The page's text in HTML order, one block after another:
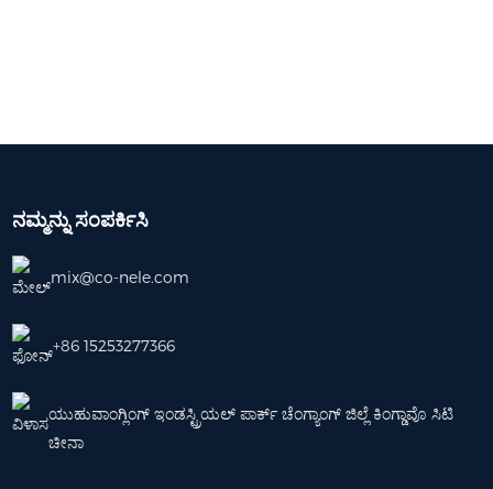
ನಮ್ಮನ್ನು ಸಂಪರ್ಕಿಸಿ
mix@co-nele.com
+86 15253277366
ಯುಹುವಾಂಗ್ಲಿಂಗ್ ಇಂಡಸ್ಟ್ರಿಯಲ್ ಪಾರ್ಕ್ ಚೆಂಗ್ಯಾಂಗ್ ಜಿಲ್ಲೆ ಕಿಂಗ್ಡಾವೊ ಸಿಟಿ
ಚೀನಾ